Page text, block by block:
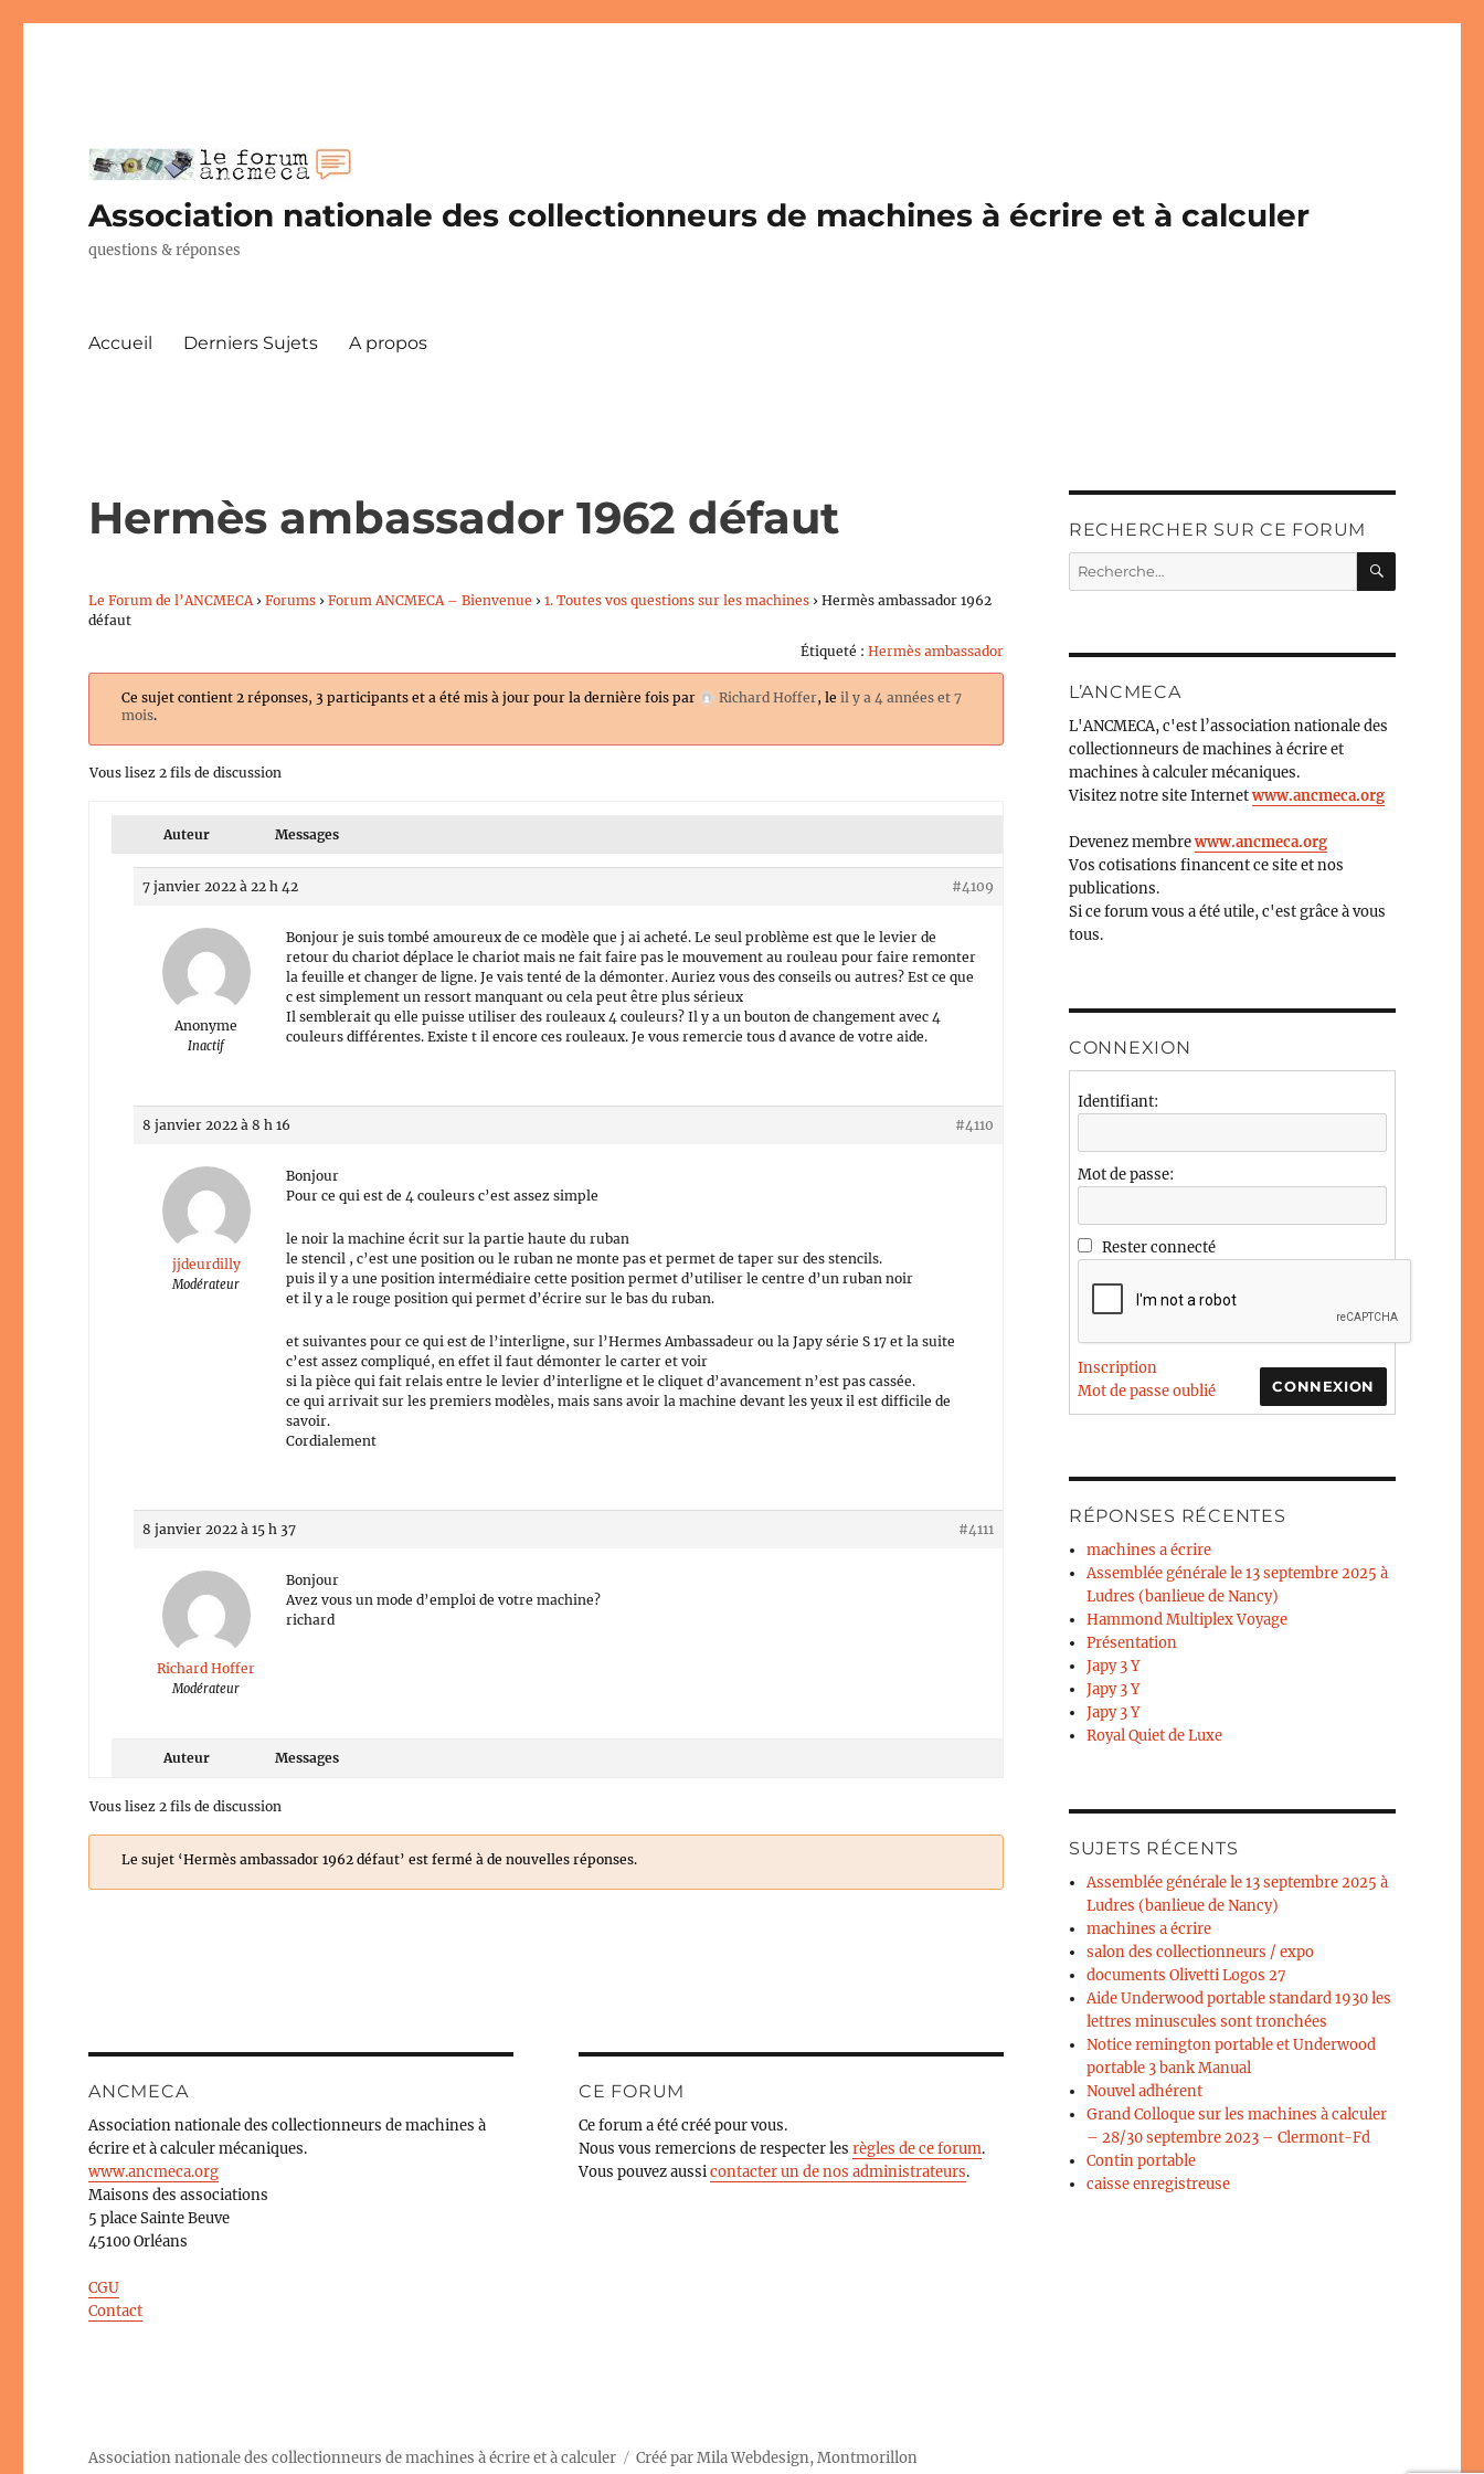
Association nationale des collectionneurs de machines à écrire et à calculer
questions & réponses
Accueil Derniers Sujets A propos
Hermès ambassador 1962 défaut
Le Forum de l’ANCMECA › Forums › Forum ANCMECA – Bienvenue › 1. Toutes vos questions sur les machines › Hermès ambassador 1962
défaut
Étiqueté : Hermès ambassador
Ce sujet contient 2 réponses, 3 participants et a été mis à jour pour la dernière fois par Richard Hoffer, leil y a 4 années et 7
mois.
Vous lisez 2 fils de discussion
Auteur Messages
7 janvier 2022 à 22 h 42 #4109
Anonyme
Inactif
Bonjour je suis tombé amoureux de ce modèle que j ai acheté. Le seul problème est que le levier de
retour du chariot déplace le chariot mais ne fait faire pas le mouvement au rouleau pour faire remonter
la feuille et changer de ligne. Je vais tenté de la démonter. Auriez vous des conseils ou autres? Est ce que
c est simplement un ressort manquant ou cela peut être plus sérieux
Il semblerait qu elle puisse utiliser des rouleaux 4 couleurs? Il y a un bouton de changement avec 4
couleurs différentes. Existe t il encore ces rouleaux. Je vous remercie tous d avance de votre aide.
8 janvier 2022 à 8 h 16 #4110
jjdeurdilly
Modérateur
Bonjour
Pour ce qui est de 4 couleurs c’est assez simple
le noir la machine écrit sur la partie haute du ruban
le stencil , c’est une position ou le ruban ne monte pas et permet de taper sur des stencils.
puis il y a une position intermédiaire cette position permet d’utiliser le centre d’un ruban noir
et il y a le rouge position qui permet d’écrire sur le bas du ruban.
et suivantes pour ce qui est de l’interligne, sur l’Hermes Ambassadeur ou la Japy série S 17 et la suite
c’est assez compliqué, en effet il faut démonter le carter et voir
si la pièce qui fait relais entre le levier d’interligne et le cliquet d’avancement n’est pas cassée.
ce qui arrivait sur les premiers modèles, mais sans avoir la machine devant les yeux il est difficile de
savoir.
Cordialement
8 janvier 2022 à 15 h 37 #4111
Richard Hoffer
Modérateur
Bonjour
Avez vous un mode d’emploi de votre machine?
richard
Auteur Messages
Vous lisez 2 fils de discussion
Le sujet ‘Hermès ambassador 1962 défaut’ est fermé à de nouvelles réponses.
ANCMECA
Association nationale des collectionneurs de machines à
écrire et à calculer mécaniques.
www.ancmeca.org
Maisons des associations
5 place Sainte Beuve
45100 Orléans
CGU
Contact
CE FORUM
Ce forum a été créé pour vous.
Nous vous remercions de respecter lesrègles de ce forum.
Vous pouvez aussicontacter un de nos administrateurs.
RECHERCHER SUR CE FORUM
Recherche
pour :
L’ANCMECA
L'ANCMECA, c'est l’association nationale des
collectionneurs de machines à écrire et
machines à calculer mécaniques.
Visitez notre site Internetwww.ancmeca.org
Devenez membrewww.ancmeca.org
Vos cotisations financent ce site et nos
publications.
Si ce forum vous a été utile, c'est grâce à vous
tous.
CONNEXION
Identifiant:
Mot de passe:
Rester connecté
CONNEXION
Inscription
Mot de passe oublié
RÉPONSES RÉCENTES
machines a écrire
Assemblée générale le 13 septembre 2025 à
Ludres (banlieue de Nancy)
Hammond Multiplex Voyage
Présentation
Japy 3 Y
Japy 3 Y
Japy 3 Y
Royal Quiet de Luxe
SUJETS RÉCENTS
Assemblée générale le 13 septembre 2025 à
Ludres (banlieue de Nancy)
machines a écrire
salon des collectionneurs / expo
documents Olivetti Logos 27
Aide Underwood portable standard 1930 les
lettres minuscules sont tronchées
Notice remington portable et Underwood
portable 3 bank Manual
Nouvel adhérent
Grand Colloque sur les machines à calculer
– 28/30 septembre 2023 – Clermont-Fd
Contin portable
caisse enregistreuse
Association nationale des collectionneurs de machines à écrire et à calculer Créé parMila Webdesign, Montmorillon